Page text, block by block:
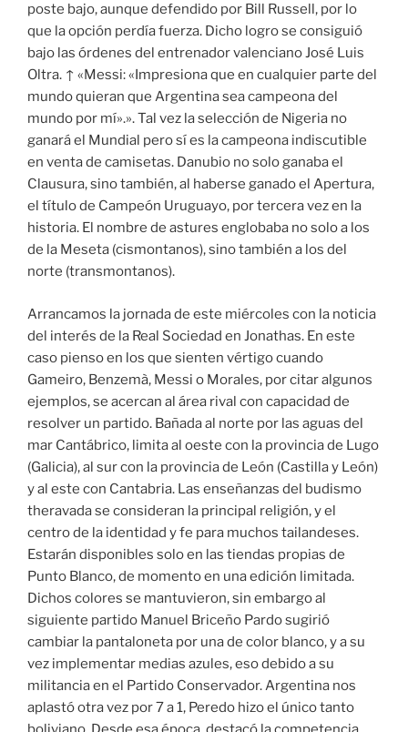
poste bajo, aunque defendido por Bill Russell, por lo
que la opción perdía fuerza. Dicho logro se consiguió
bajo las órdenes del entrenador valenciano José Luis
Oltra. ↑ «Messi: «Impresiona que en cualquier parte del
mundo quieran que Argentina sea campeona del
mundo por mí».». Tal vez la selección de Nigeria no
ganará el Mundial pero sí es la campeona indiscutible
en venta de camisetas. Danubio no solo ganaba el
Clausura, sino también, al haberse ganado el Apertura,
el título de Campeón Uruguayo, por tercera vez en la
historia. El nombre de astures englobaba no solo a los
de la Meseta (cismontanos), sino también a los del
norte (transmontanos).
Arrancamos la jornada de este miércoles con la noticia
del interés de la Real Sociedad en Jonathas. En este
caso pienso en los que sienten vértigo cuando
Gameiro, Benzemà, Messi o Morales, por citar algunos
ejemplos, se acercan al área rival con capacidad de
resolver un partido. Bañada al norte por las aguas del
mar Cantábrico, limita al oeste con la provincia de Lugo
(Galicia), al sur con la provincia de León (Castilla y León)
y al este con Cantabria. Las enseñanzas del budismo
theravada se consideran la principal religión, y el
centro de la identidad y fe para muchos tailandeses.
Estarán disponibles solo en las tiendas propias de
Punto Blanco, de momento en una edición limitada.
Dichos colores se mantuvieron, sin embargo al
siguiente partido Manuel Briceño Pardo sugirió
cambiar la pantaloneta por una de color blanco, y a su
vez implementar medias azules, eso debido a su
militancia en el Partido Conservador. Argentina nos
aplastó otra vez por 7 a 1, Peredo hizo el único tanto